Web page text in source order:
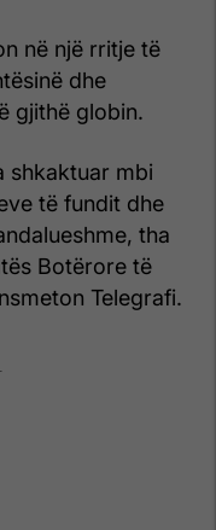
në një rritje të
dhe
gjithë globin.
shkaktuar mbi
të fundit dhe
tha
Botërore të
Telegrafi.